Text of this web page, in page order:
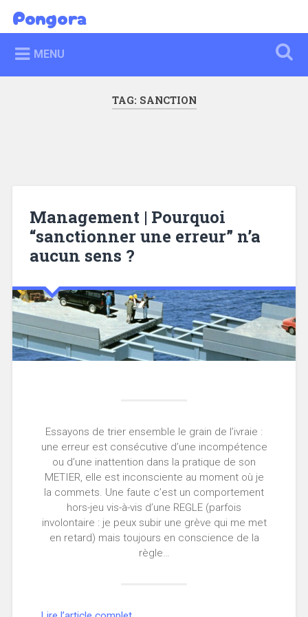
content
Search
Pongora
MENU
TAG: SANCTION
Management | Pourquoi
“sanctionner une erreur” n’a
aucun sens ?
Essayons de trier ensemble le grain de l’ivraie :
une erreur est consécutive d’une incompétence
ou d’une inattention dans la pratique de son
METIER, elle est inconsciente au moment où je
la commets. Une faute c’est un comportement
hors-jeu vis-à-vis d’une REGLE (parfois
involontaire : je peux subir une grève qui me met
en retard) mais toujours en conscience de la
règle…